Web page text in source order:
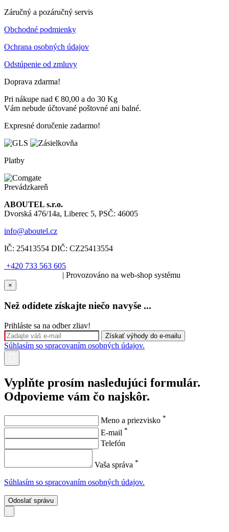
Záručný a pozáručný servis
Obchodné podmienky
Ochrana osobných údajov
Odstúpenie od zmluvy
Doprava zdarma!
Pri nákupe nad € 80,00 a do 30 Kg
Vám nebude účtované poštovné ani balné.
Expresné doručenie zadarmo!
Platby
Prevádzkareň
ABOUTEL s.r.o.
Dvorská 476/14a, Liberec 5, PSČ: 46005
info@aboutel.cz
IČ: 25413554 DIČ: CZ25413554
+420 733 563 605
| Provozováno na web-shop systému
×
Než odídete získajte niečo navyše ...
Prihláste sa na odber zliav!
Súhlasím so spracovaním osobných údajov.
Vyplňte prosím nasledujúci formulár.
Odpovieme vám čo najskôr.
Meno a priezvisko *
E-mail *
Telefón
Vaša správa *
Súhlasím so spracovaním osobných údajov.